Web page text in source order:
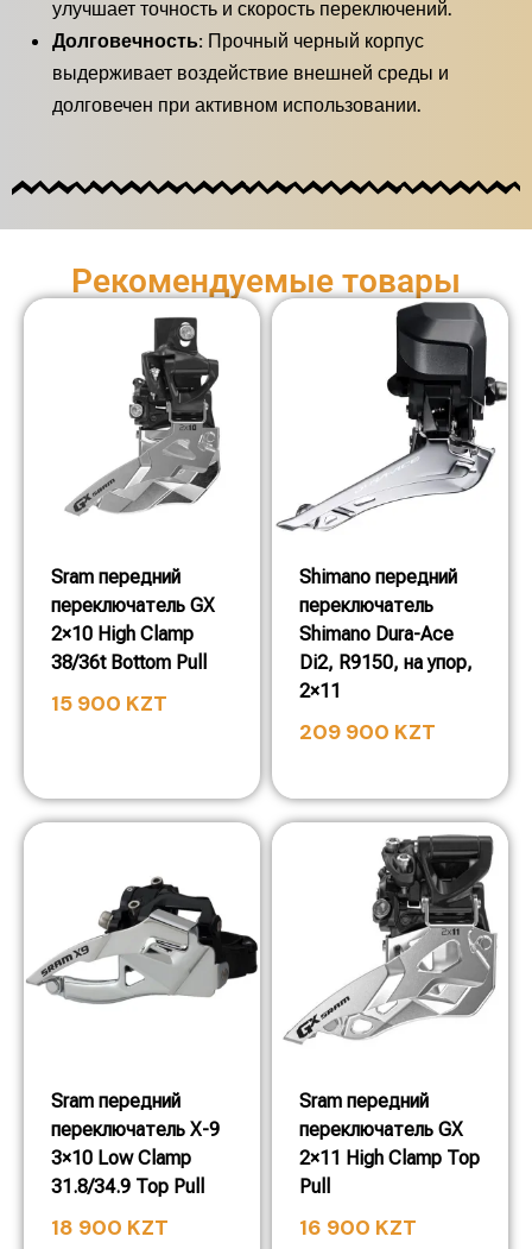
улучшает точность и скорость переключений.
Долговечность: Прочный черный корпус
выдерживает воздействие внешней среды и
долговечен при активном использовании.
Рекомендуемые товары
Sram передний
переключатель GX
2×10 High Clamp
38/36t Bottom Pull
15 900 KZT
Shimano передний
переключатель
Shimano Dura-Ace
Di2, R9150, на упор,
2×11
209 900 KZT
Sram передний
переключатель X-9
3×10 Low Clamp
31.8/34.9 Top Pull
18 900 KZT
Sram передний
переключатель GX
2×11 High Clamp Top
Pull
16 900 KZT